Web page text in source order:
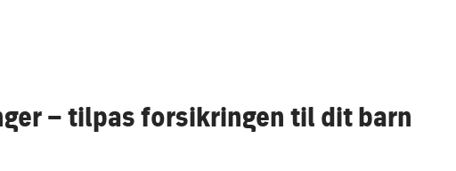
– tilpas forsikringen til dit barn